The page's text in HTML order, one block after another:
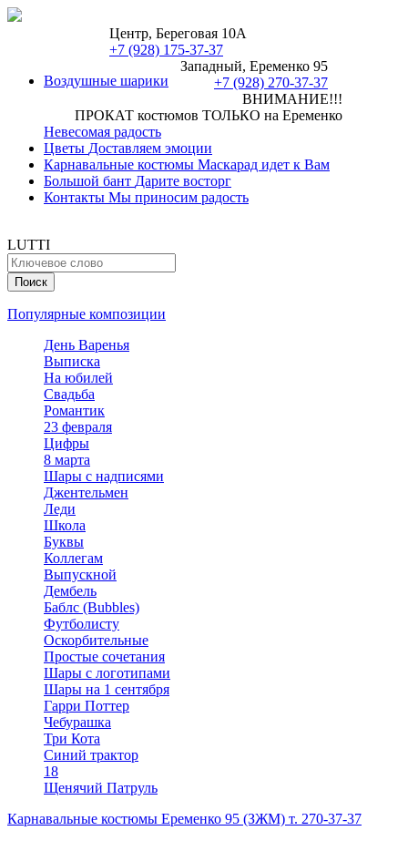
Центр, Береговая 10А
+7 (928) 175-37-37
Западный, Еременко 95
+7 (928) 270-37-37
ВНИМАНИЕ!!!
ПРОКАТ костюмов ТОЛЬКО на Еременко
Воздушные шарики
Невесомая радость
Цветы Доставляем эмоции
Карнавальные костюмы Маскарад идет к Вам
Большой бант Дарите восторг
Контакты Мы приносим радость
LUTTI
Популярные композиции
День Варенья
Выписка
На юбилей
Свадьба
Романтик
23 февраля
Цифры
8 марта
Шары с надписями
Джентельмен
Леди
Школа
Буквы
Коллегам
Выпускной
Дембель
Баблс (Bubbles)
Футболисту
Оскорбительные
Простые сочетания
Шары с логотипами
Шары на 1 сентября
Гарри Поттер
Чебурашка
Три Кота
Синий трактор
18
Щенячий Патруль
Карнавальные костюмы Еременко 95 (ЗЖМ) т. 270-37-37